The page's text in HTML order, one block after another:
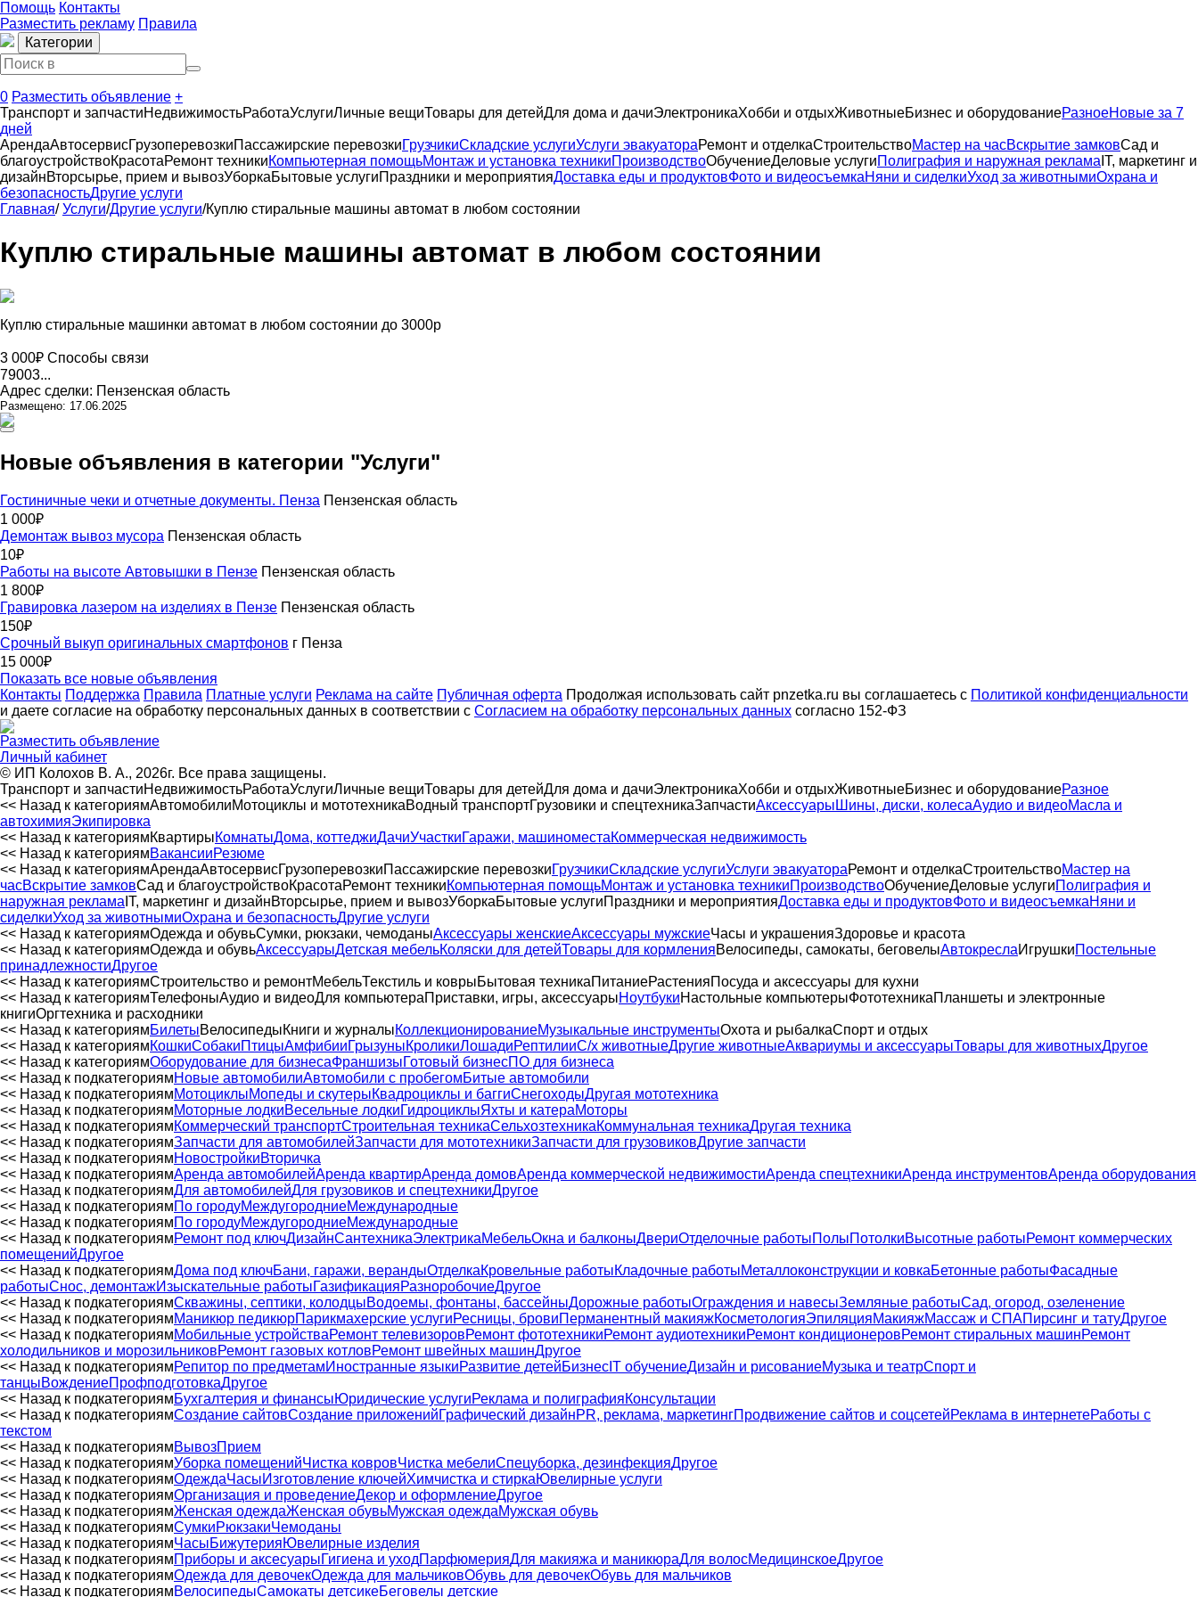
Помощь Контакты
Разместить рекламу Правила
Категории
0 Разместить объявление +
Транспорт и запчастиНедвижимостьРаботаУслугиЛичные вещиТовары для детейДля дома и дачиЭлектроникаХобби и отдыхЖивотныеБизнес и оборудованиеРазноеНовые за 7
дней
АрендаАвтосервиcГрузоперевозкиПассажирские перевозкиГрузчикиСкладские услугиУслуги эвакуатораРемонт и отделкаСтроительствоМастер на часВскрытие замковСад и
благоустройствоКрасотаРемонт техникиКомпьютерная помощьМонтаж и установка техникиПроизводствоОбучениеДеловые услугиПолиграфия и наружная реклама IT, маркетинг и
дизайнВторсырье, прием и вывозУборкаБытовые услугиПраздники и мероприятияДоставка еды и продуктовФото и видеосъемкаНяни и сиделкиУход за животнымиОхрана и
безопасностьДругие услуги
Главная/ Услуги/Другие услуги/Куплю стиральные машины автомат в любом состоянии
Куплю стиральные машины автомат в любом состоянии
Куплю стиральные машинки автомат в любом состоянии до 3000р
3 000₽ Способы связи
79003...
Адрес сделки: Пензенская область
Размещено: 17.06.2025
Новые объявления в категории "Услуги"
Гостиничные чеки и отчетные документы. Пенза Пензенская область
1 000₽
Демонтаж вывоз мусора Пензенская область
10₽
Работы на высоте Автовышки в Пензе Пензенская область
1 800₽
Гравировка лазером на изделиях в Пензе Пензенская область
150₽
Срочный выкуп оригинальных смартфонов г Пенза
15 000₽
Показать все новые объявления
Контакты Поддержка Правила Платные услуги Реклама на сайте Публичная оферта Продолжая использовать сайт pnzetka.ru вы соглашаетесь с Политикой конфиденциальности
и даете согласие на обработку персональных данных в соответствии с Согласием на обработку персональных данных согласно 152-ФЗ
Разместить объявление
Личный кабинет
© ИП Колохов В. А., 2026г. Все права защищены.
Транспорт и запчастиНедвижимостьРаботаУслугиЛичные вещиТовары для детейДля дома и дачиЭлектроникаХобби и отдыхЖивотныеБизнес и оборудованиеРазное
<< Назад к категориямАвтомобилиМотоциклы и мототехникаВодный транспортГрузовики и спецтехникаЗапчастиАксессуары Шины, диски, колесаАудио и видеоМасла и
автохимияЭкипировка
<< Назад к категориямКвартирыКомнатыДома, коттеджиДачиУчасткиГаражи, машиноместаКоммерческая недвижимость
<< Назад к категориямВакансииРезюме
<< Назад к категориямАрендаАвтосервиcГрузоперевозкиПассажирские перевозкиГрузчикиСкладские услугиУслуги эвакуатораРемонт и отделкаСтроительствоМастер на
часВскрытие замковСад и благоустройствоКрасотаРемонт техникиКомпьютерная помощьМонтаж и установка техникиПроизводствоОбучениеДеловые услугиПолиграфия и
наружная реклама IT, маркетинг и дизайнВторсырье, прием и вывозУборкаБытовые услугиПраздники и мероприятияДоставка еды и продуктовФото и видеосъемкаНяни и
сиделкиУход за животнымиОхрана и безопасностьДругие услуги
<< Назад к категориямОдежда и обувьСумки, рюкзаки, чемоданыАксессуары женскиеАксессуары мужскиеЧасы и украшенияЗдоровье и красота
<< Назад к категориямОдежда и обувьАксессуарыДетская мебельКоляски для детейТовары для кормленияВелосипеды, самокаты, беговелыАвтокреслаИгрушкиПостельные
принадлежностиДругое
<< Назад к категориямСтроительство и ремонтМебельТекстиль и коврыБытовая техникаПитаниеРастенияПосуда и аксессуары для кухни
<< Назад к категориямТелефоныАудио и видеоДля компьютераПриставки, игры, аксессуарыНоутбукиНастольные компьютерыФототехникаПланшеты и электронные
книгиОргтехника и расходники
<< Назад к категориямБилетыВелосипедыКниги и журналыКоллекционированиеМузыкальные инструментыОхота и рыбалкаСпорт и отдых
<< Назад к категориямКошкиСобакиПтицыАмфибииГрызуныКроликиЛошадиРептилииС/х животныеДругие животныеАквариумы и аксессуарыТовары для животныхДругое
<< Назад к категориямОборудование для бизнесаФраншизыГотовый бизнесПО для бизнеса
<< Назад к подкатегориямНовые автомобилиАвтомобили с пробегомБитые автомобили
<< Назад к подкатегориямМотоциклыМопеды и скутерыКвадроциклы и баггиСнегоходыДругая мототехника
<< Назад к подкатегориямМоторные лодкиВесельные лодкиГидроциклыЯхты и катераМоторы
<< Назад к подкатегориямКоммерческий транспортСтроительная техникаСельхозтехникаКоммунальная техникаДругая техника
<< Назад к подкатегориямЗапчасти для автомобилейЗапчасти для мототехникиЗапчасти для грузовиковДругие запчасти
<< Назад к подкатегориямНовостройкиВторичка
<< Назад к подкатегориямАренда автомобилейАренда квартирАренда домовАренда коммерческой недвижимостиАренда спецтехникиАренда инструментовАренда оборудования
<< Назад к подкатегориямДля автомобилейДля грузовиков и спецтехникиДругое
<< Назад к подкатегориямПо городуМеждугородниеМеждународные
<< Назад к подкатегориямПо городуМеждугородниеМеждународные
<< Назад к подкатегориямРемонт под ключДизайнСантехникаЭлектрикаМебельОкна и балконыДвериОтделочные работыПолыПотолкиВысотные работыРемонт коммерческих
помещенийДругое
<< Назад к подкатегориямДома под ключБани, гаражи, верандыОтделкаКровельные работыКладочные работыМеталлоконструкции и ковкаБетонные работыФасадные
работыСнос, демонтажИзыскательные работыГазификацияРазноробочиеДругое
<< Назад к подкатегориямСкважины, септики, колодцыВодоемы, фонтаны, бассейныДорожные работыОграждения и навесыЗемляные работыСад, огород, озеленение
<< Назад к подкатегориямМаникюр педикюрПарикмахерские услугиРесницы, бровиПерманентный макияжКосметологияЭпиляцияМакияжМассаж и СПАПирсинг и татуДругое
<< Назад к подкатегориямМобильные устройстваРемонт телевизоровРемонт фототехникиРемонт аудиотехникиРемонт кондиционеровРемонт стиральных машинРемонт
холодильников и морозильниковРемонт газовых котловРемонт швейных машинДругое
<< Назад к подкатегориямРепитор по предметамИностранные языкиРазвитие детейБизнес IT обучениеДизайн и рисованиеМузыка и театрСпорт и
танцыВождениеПрофподготовкаДругое
<< Назад к подкатегориямБухгалтерия и финансыЮридические услугиРеклама и полиграфияКонсультации
<< Назад к подкатегориямСоздание сайтовСоздание приложенийГрафический дизайнPR, реклама, маркетингПродвижение сайтов и соцсетейРеклама в интернетеРаботы с
текстом
<< Назад к подкатегориямВывозПрием
<< Назад к подкатегориямУборка помещенийЧистка ковровЧистка мебелиСпецуборка, дезинфекцияДругое
<< Назад к подкатегориямОдеждаЧасыИзготовление ключейХимчистка и стиркаЮвелирные услуги
<< Назад к подкатегориямОрганизация и проведениеДекор и оформлениеДругое
<< Назад к подкатегориямЖенская одеждаЖенская обувьМужская одеждаМужская обувь
<< Назад к подкатегориямСумкиРюкзакиЧемоданы
<< Назад к подкатегориямЧасыБижутерияЮвелирные изделия
<< Назад к подкатегориямПриборы и аксесуарыГигиена и уходПарфюмерияДля макияжа и маникюраДля волосМедицинскоеДругое
<< Назад к подкатегориямОдежда для девочекОдежда для мальчиковОбувь для девочекОбувь для мальчиков
<< Назад к подкатегориямВелосипедыСамокаты детсикеБеговелы детские